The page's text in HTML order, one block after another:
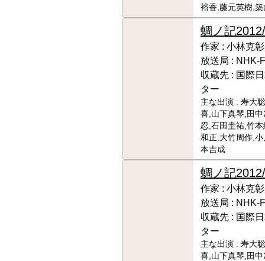
裕香,藤元英樹,
蜩ノ記
作家 : 小林克彰
放送局 : NHK-
収蔵先 : 国際
ター
主な出演 : 寿大
喜,山下真琴,田
忍,石田圭祐,竹
和正,大竹周作,
本吉成
蜩ノ記
作家 : 小林克彰
放送局 : NHK-
収蔵先 : 国際
ター
主な出演 : 寿大
喜,山下真琴,田